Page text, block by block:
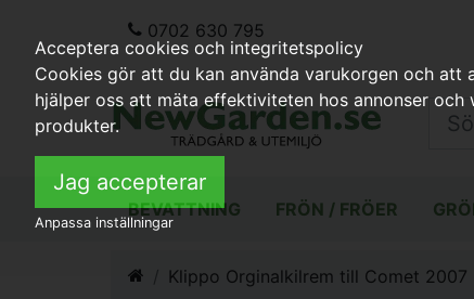
0702 630 795
BEVATTNING FRÖN / FRÖER
Klippo Orginalkilrem till Comet 2007
Acceptera cookies och integritetspolicy
Cookies gör att du kan använda varukorgen och att
hjälper oss att mäta effektiviteten hos annonser
produkter.
Jag accepterar
Anpassa inställningar